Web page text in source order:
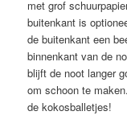
met grof
buitenkant is
de buitenkant een
binnenkant van de
blijft de noot langer
om schoon te
de kokosballetjes!